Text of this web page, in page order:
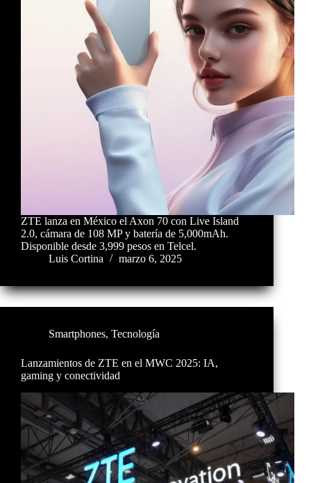
ZTE lanza en México el Axon 70 con Live Island
2.0, cámara de 108 MP y batería de 5,000mAh.
Disponible desde 3,999 pesos en Telcel.
Luis Cortina
marzo 6, 2025
Smartphones, Tecnología
Lanzamientos de ZTE en el MWC 2025: IA,
gaming y conectividad